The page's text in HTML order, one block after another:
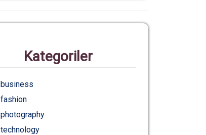
Kategoriler
business
fashion
photography
technology